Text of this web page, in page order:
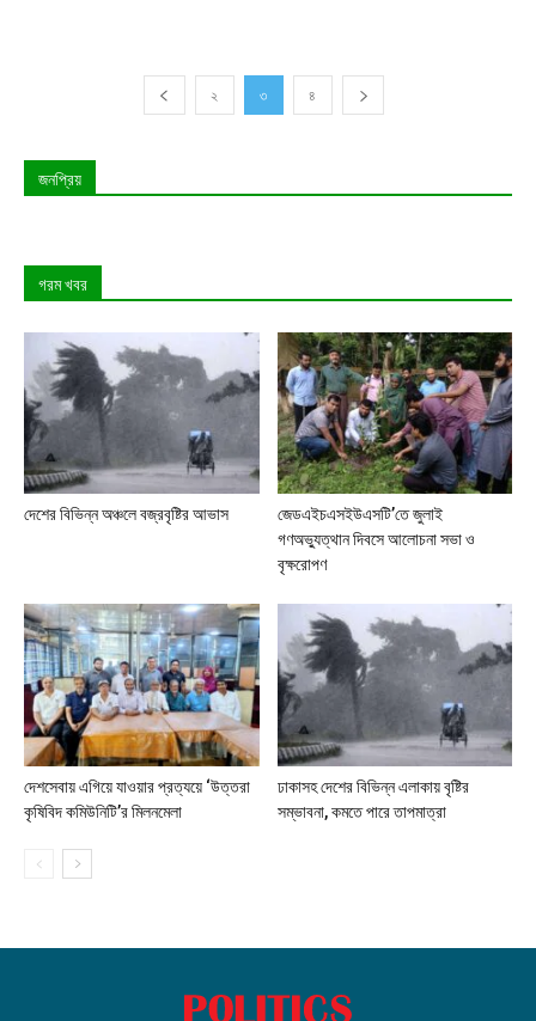
২ ৩ ৪
জনপ্রিয়
গরম খবর
দেশের বিভিন্ন অঞ্চলে বজ্রবৃষ্টির আভাস
জেডএইচএসইউএসটি’তে জুলাই
গণঅভ্যুত্থান দিবসে আলোচনা সভা ও
বৃক্ষরোপণ
দেশসেবায় এগিয়ে যাওয়ার প্রত্যয়ে ‘উত্তরা
কৃষিবিদ কমিউনিটি’র মিলনমেলা
ঢাকাসহ দেশের বিভিন্ন এলাকায় বৃষ্টির
সম্ভাবনা, কমতে পারে তাপমাত্রা